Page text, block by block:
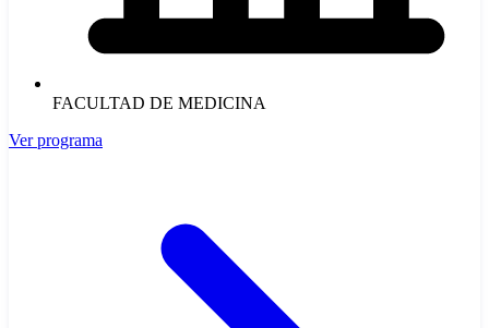
FACULTAD DE MEDICINA
Ver programa